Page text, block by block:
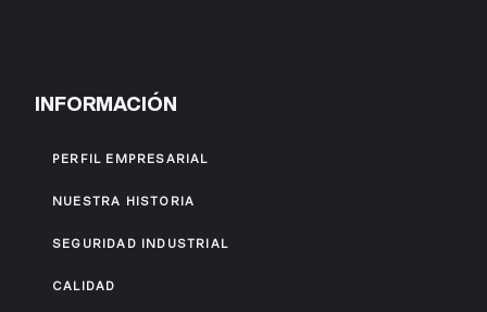
INFORMACIÓN
PERFIL EMPRESARIAL
NUESTRA HISTORIA
SEGURIDAD INDUSTRIAL
CALIDAD